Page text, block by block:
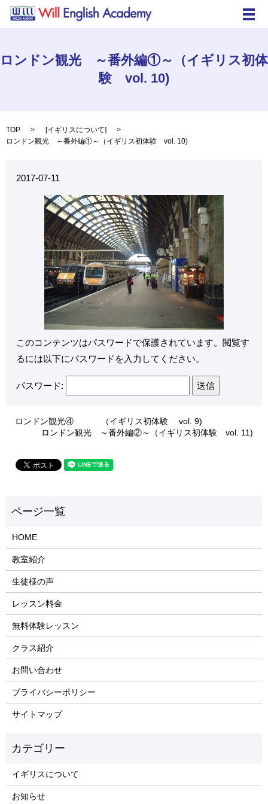
メ
ロンドン観光 ～番外編①～（イギリス初体
験 vol. 10)
TOP [イギリスについて]
ロンドン観光 ～番外編①～（イギリス初体験 vol. 10)
2017-07-11
このコンテンツはパスワードで保護されています。閲覧す
るには以下にパスワードを入力してください。
パスワード:
ロンドン観光④ （イギリス初体験 vol. 9)
ロンドン観光 ～番外編②～（イギリス初体験 vol. 11)
HOME
教室紹介
生徒様の声
レッスン料金
無料体験レッスン
クラス紹介
お問い合わせ
プライバシーポリシー
サイトマップ
イギリスについて
お知らせ